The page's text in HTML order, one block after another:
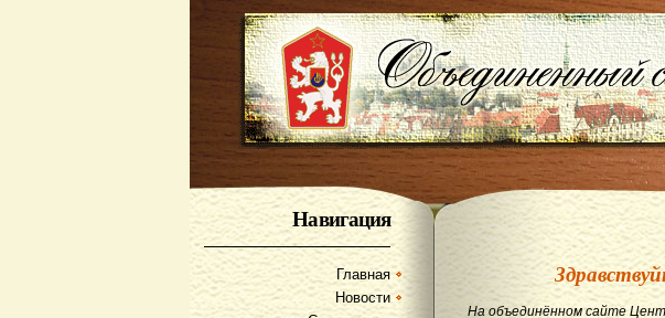
Навигация
Главная
Новости
На объединённом сайте